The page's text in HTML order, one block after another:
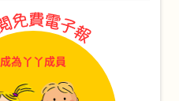
成為丫丫成員